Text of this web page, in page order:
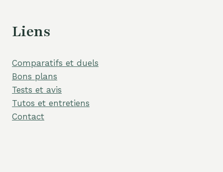
Liens
Comparatifs et duels
Bons plans
Tests et avis
Tutos et entretiens
Contact